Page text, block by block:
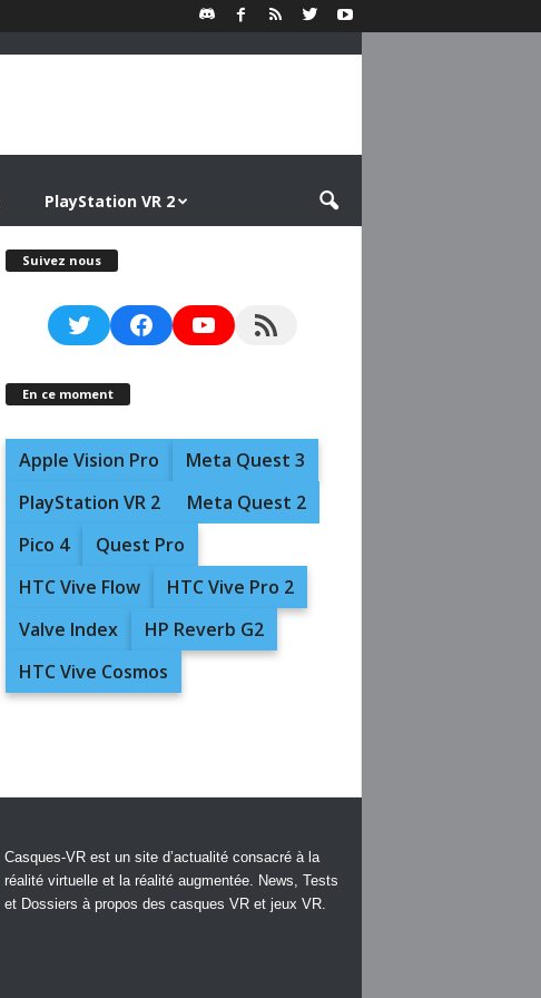
PlayStation VR 2
Suivez nous
TwitterFacebookYouTubeRSS Feed
En ce moment
Apple Vision Pro
Meta Quest 3
PlayStation VR 2
Meta Quest 2
Pico 4
Quest Pro
HTC Vive Flow
HTC Vive Pro 2
Valve Index
HP Reverb G2
HTC Vive Cosmos
Casques-VR est un site d’actualité consacré à la
réalité virtuelle et la réalité augmentée. News, Tests
et Dossiers à propos des casques VR et jeux VR.